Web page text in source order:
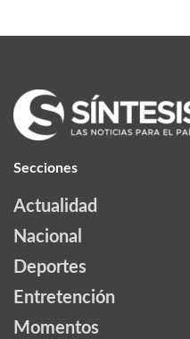
Secciones
Actualidad
Nacional
Deportes
Entretención
Momentos